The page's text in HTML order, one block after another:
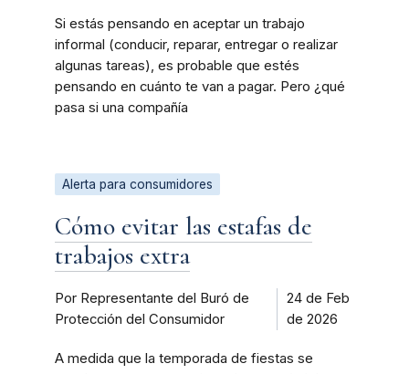
Si estás pensando en aceptar un trabajo
informal (conducir, reparar, entregar o realizar
algunas tareas), es probable que estés
pensando en cuánto te van a pagar. Pero ¿qué
pasa si una compañía
Alerta para consumidores
Cómo evitar las estafas de
trabajos extra
Por Representante del Buró de
Protección del Consumidor
24 de Feb
de 2026
A medida que la temporada de fiestas se